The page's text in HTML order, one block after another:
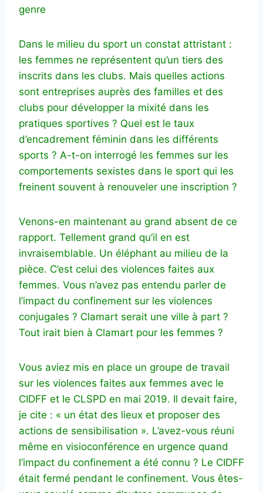
genre
Dans le milieu du sport un constat attristant :
les femmes ne représentent qu’un tiers des
inscrits dans les clubs. Mais quelles actions
sont entreprises auprès des familles et des
clubs pour développer la mixité dans les
pratiques sportives ? Quel est le taux
d’encadrement féminin dans les différents
sports ? A-t-on interrogé les femmes sur les
comportements sexistes dans le sport qui les
freinent souvent à renouveler une inscription ?
Venons-en maintenant au grand absent de ce
rapport. Tellement grand qu’il en est
invraisemblable. Un éléphant au milieu de la
pièce. C’est celui des violences faites aux
femmes. Vous n’avez pas entendu parler de
l’impact du confinement sur les violences
conjugales ? Clamart serait une ville à part ?
Tout irait bien à Clamart pour les femmes ?
Vous aviez mis en place un groupe de travail
sur les violences faites aux femmes avec le
CIDFF et le CLSPD en mai 2019. Il devait faire,
je cite : « un état des lieux et proposer des
actions de sensibilisation ». L’avez-vous réuni
même en visioconférence en urgence quand
l’impact du confinement a été connu ? Le CIDFF
était fermé pendant le confinement. Vous êtes-